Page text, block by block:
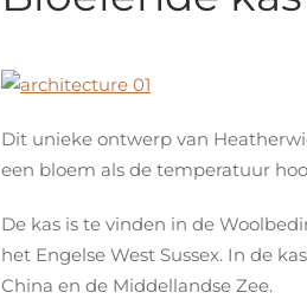
Dit unieke ontwerp van
een bloem als de temperatuur
De kas is te vinden in de
het Engelse West Sussex. In de
China en de Middellandse Zee.